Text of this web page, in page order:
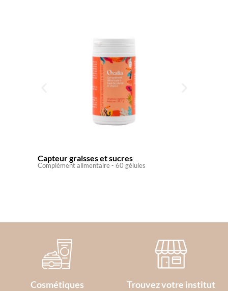
Capteur graisses et sucres
Complément alimentaire - 60 gélules
Cosmétiques
Trouvez votre institut